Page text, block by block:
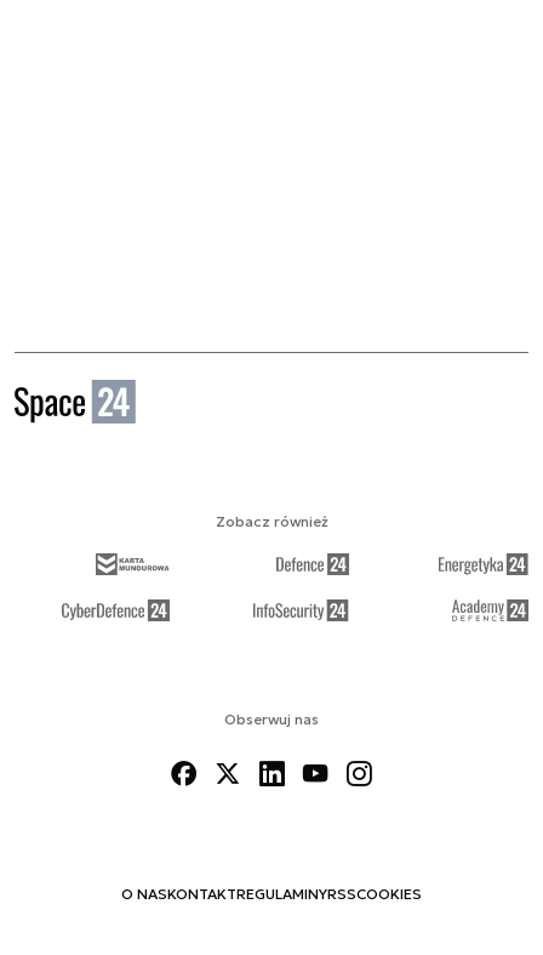
Obserwuj nas
O NASKONTAKTREGULAMINYRSSCOOKIES
Zobacz również